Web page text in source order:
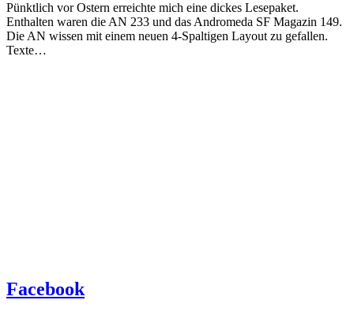
Pünktlich vor Ostern erreichte mich eine dickes Lesepaket.
Enthalten waren die AN 233 und das Andromeda SF Magazin 149.
Die AN wissen mit einem neuen 4-Spaltigen Layout zu gefallen.
Texte…
Facebook